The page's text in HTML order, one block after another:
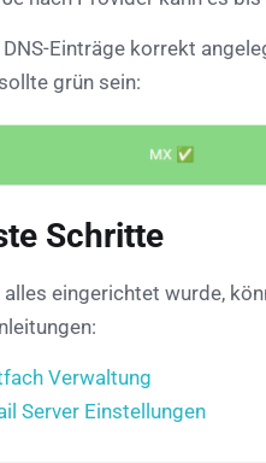
DNS-Einträge korrekt
grün sein:
Schritte
eingerichtet wurde,
Verwaltung
Server Einstellungen